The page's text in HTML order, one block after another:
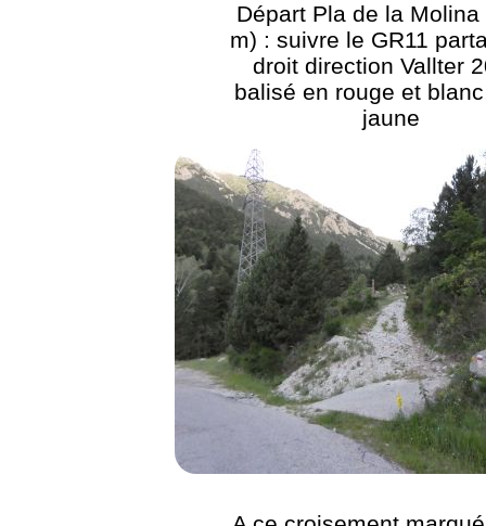
Départ Pla de la Molina
m) : suivre le GR11
droit direction Vallter
balisé en rouge et
jaune